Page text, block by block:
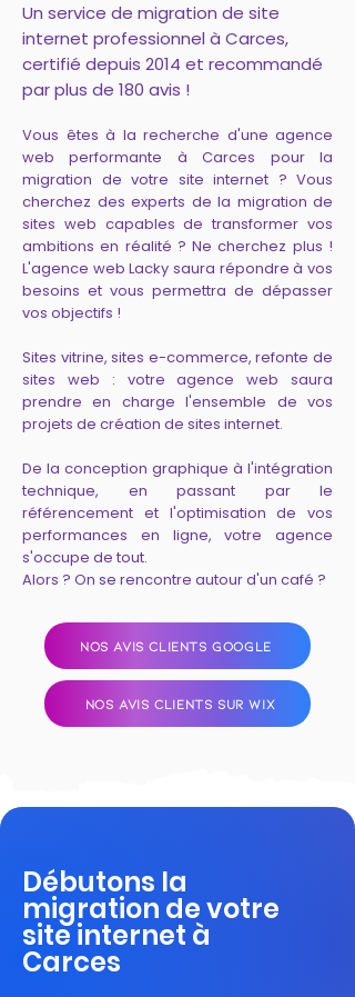
Un service de migration de site
internet professionnel à Carces,
certifié depuis 2014 et recommandé
par plus de 180 avis !
Vous êtes à la recherche d'une agence
web performante à Carces pour la
migration de votre site internet ? Vous
cherchez des experts de la migration de
sites web capables de transformer vos
ambitions en réalité ? Ne cherchez plus !
L'agence web Lacky saura répondre à vos
besoins et vous permettra de dépasser
vos objectifs !
Sites vitrine, sites e-commerce, refonte de
sites web : votre agence web saura
prendre en charge l'ensemble de vos
projets de création de sites internet.
De la conception graphique à l'intégration
technique, en passant par le
référencement et l'optimisation de vos
performances en ligne, votre agence
s'occupe de tout.
Alors ? On se rencontre autour d'un café ?
NOS AVIS CLIENTS GOOGLE
NOS AVIS CLIENTS SUR WIX
Débutons la
migration de votre
site internet à
Carces